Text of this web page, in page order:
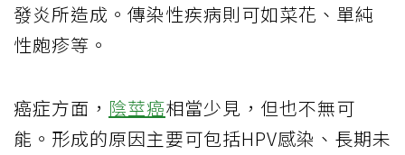
發炎所造成。傳染性疾病則可如菜花、單純
性皰疹等。
癌症方面， 陰莖癌相當少見，但也不無可
能。形成的原因主要可包括HPV感染、長期未